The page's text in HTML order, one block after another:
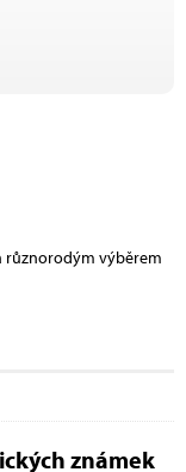
různorodým výběrem
známek